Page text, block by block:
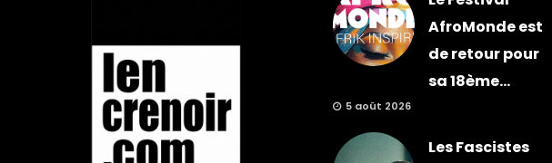
AfroMonde est
de retour pour
sa 18ème...
5 août 2026
Les Fascistes